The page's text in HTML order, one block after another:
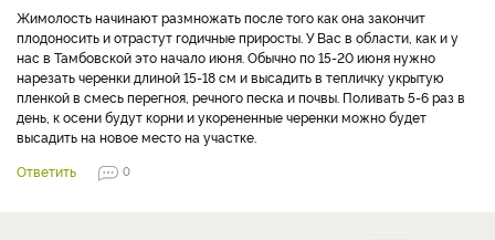
Жимолость начинают размножать после того как она закончит
плодоносить и отрастут годичные приросты. У Вас в области, как и у
нас в Тамбовской это начало июня. Обычно по 15-20 июня нужно
нарезать черенки длиной 15-18 см и высадить в тепличку укрытую
пленкой в смесь перегноя, речного песка и почвы. Поливать 5-6 раз в
день, к осени будут корни и укорененные черенки можно будет
высадить на новое место на участке.
Ответить
0